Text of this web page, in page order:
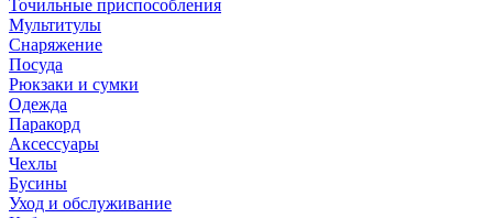
Точильные приспособления
Мультитулы
Снаряжение
Посуда
Рюкзаки и сумки
Одежда
Паракорд
Аксессуары
Чехлы
Бусины
Уход и обслуживание